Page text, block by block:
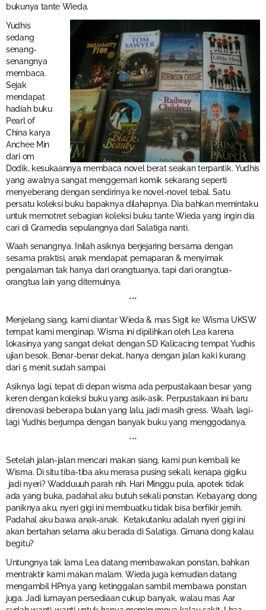
bukunya tante Wieda.
Yudhis
sedang
senang-
senangnya
membaca.
Sejak
mendapat
hadiah buku
Pearl of
China karya
Anchee Min
dari om
Dodik, kesukaannya membaca novel berat seakan terpantik. Yudhis
yang awalnya sangat menggemari komik sekarang seperti
menyeberang dengan sendirinya ke novel-novel tebal. Satu
persatu koleksi buku bapaknya dilahapnya. Dia bahkan memintaku
untuk memotret sebagian koleksi buku tante Wieda yang ingin dia
cari di Gramedia sepulangnya dari Salatiga nanti.
Waah senangnya. Inilah asiknya berjejaring bersama dengan
sesama praktisi, anak mendapat pemaparan & menyimak
pengalaman tak hanya dari orangtuanya, tapi dari orangtua-
orangtua lain yang ditemuinya.
***
Menjelang siang, kami diantar Wieda & mas Sigit ke Wisma UKSW
tempat kami menginap. Wisma ini dipilihkan oleh Lea karena
lokasinya yang sangat dekat dengan SD Kalicacing tempat Yudhis
ujian besok. Benar-benar dekat, hanya dengan jalan kaki kurang
dari 5 menit sudah sampai.
Asiknya lagi, tepat di depan wisma ada perpustakaan besar yang
keren dengan koleksi buku yang asik-asik. Perpustakaan ini baru
direnovasi beberapa bulan yang lalu, jadi masih gress. Waah, lagi-
lagi Yudhis berjumpa dengan banyak buku yang menggodanya.
***
Setelah jalan-jalan mencari makan siang, kami pun kembali ke
Wisma. Di situ tiba-tiba aku merasa pusing sekali, kenapa gigiku
jadi nyeri? Wadduuuh parah nih. Hari Minggu pula, apotek tidak
ada yang buka, padahal aku butuh sekali ponstan. Kebayang dong
paniknya aku, nyeri gigi ini membuatku tidak bisa berfikir jernih.
Padahal aku bawa anak-anak. Ketakutanku adalah nyeri gigi ini
akan bertahan selama aku berada di Salatiga. Gimana dong kalau
begitu?
Untungnya tak lama Lea datang membawakan ponstan, bahkan
mentraktir kami makan malam. Wieda juga kemudian datang
mengambil HPnya yang ketinggalan sambil membawa ponstan
juga. Jadi lumayan persediaan cukup banyak, walau mas Aar